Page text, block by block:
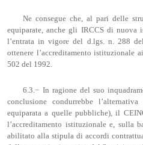
Ne consegue che, al pari delle
equiparate, anche gli IRCCS di nuova
l’entrata in vigore del d.lgs. n. 288
ottenere l’accreditamento istituzionale
502 del 1992.
6.3.− In ragione del suo
conclusione condurrebbe
equiparata a quelle pubbliche), il
l’accreditamento istituzionale e, sulla
abilitato alla stipula di accordi